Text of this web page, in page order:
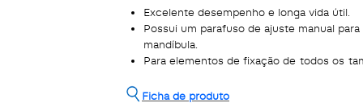
Excelente desempenho e longa vida útil.
Possui um parafuso de ajuste manual
mandíbula.
Para elementos de fixação de todos os
Ficha de produto